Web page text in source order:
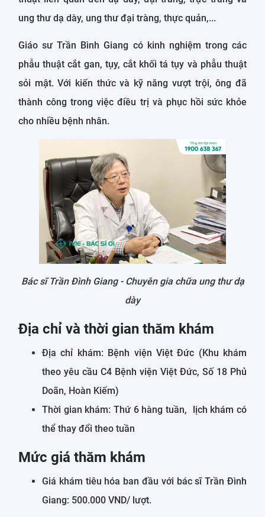
ung thư dạ dày, ung thư đại tràng, thực quản,...
Giáo sư Trần Bình Giang có kinh nghiệm trong các
phẫu thuật cắt gan, tụy, cắt khối tá tụy và phẫu thuật
sỏi mật. Với kiến thức và kỹ năng vượt trội, ông đã
thành công trong việc điều trị và phục hồi sức khỏe
cho nhiều bệnh nhân.
Bác sĩ Trần Đình Giang - Chuyên gia chữa ung thư dạ
dày
Địa chỉ và thời gian thăm khám
Địa chỉ khám: Bệnh viện Việt Đức (Khu khám
theo yêu cầu C4 Bệnh viện Việt Đức, Số 18 Phủ
Doãn, Hoàn Kiếm)
Thời gian khám: Thứ 6 hàng tuần, lịch khám có
thể thay đổi theo tuần
Mức giá thăm khám
Giá khám tiêu hóa ban đầu với bác sĩ Trần Đình
Giang: 500.000 VND/ lượt.